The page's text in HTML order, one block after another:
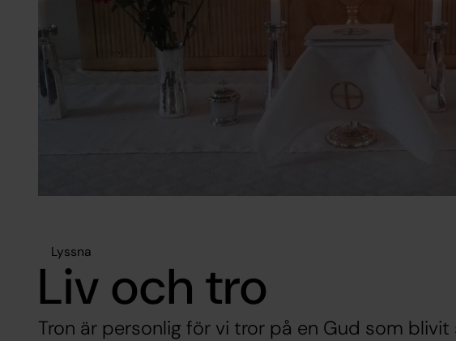
Lyssna
Liv och tro
Tron är personlig för vi tror på en Gud som blivit